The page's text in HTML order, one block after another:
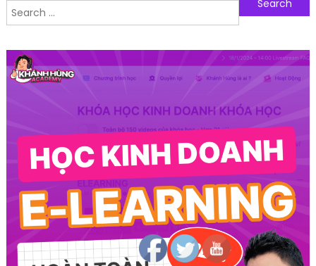
Search for:
Follow